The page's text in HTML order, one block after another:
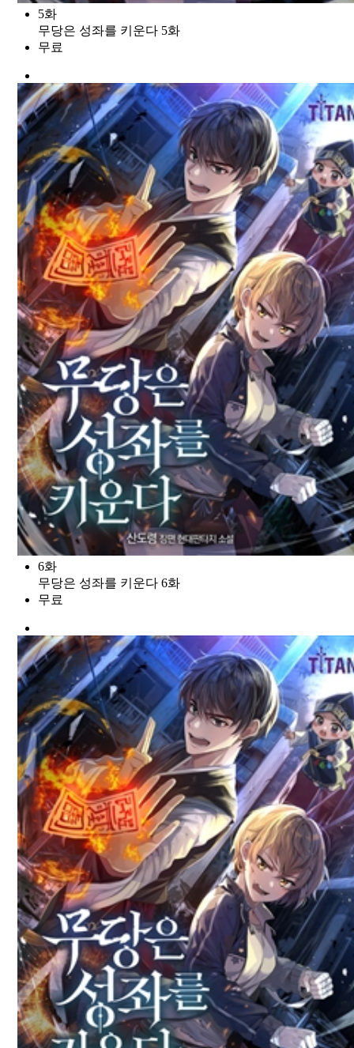
5화
무당은 성좌를 키운다 5화
무료
6화
무당은 성좌를 키운다 6화
무료